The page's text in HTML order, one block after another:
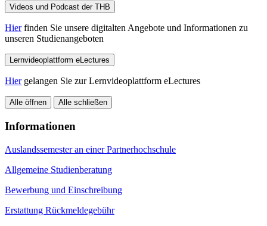
Videos und Podcast der THB
Hierfinden Sie unsere digitalten Angebote und Informationen zu
unseren Studienangeboten
Lernvideoplattform eLectures
Hiergelangen Sie zur Lernvideoplattform eLectures
Alle öffnen Alle schließen
Informationen
Auslandssemester an einer Partnerhochschule
Allgemeine Studienberatung
Bewerbung und Einschreibung
Erstattung Rückmeldegebühr